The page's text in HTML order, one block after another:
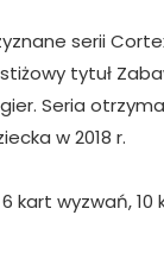
serii
tytuł
Seria
w 2018 r.
kart wyzwań,